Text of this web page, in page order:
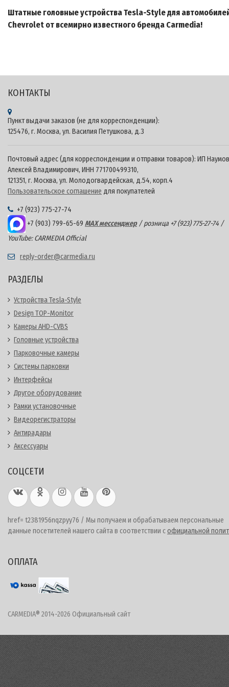
Штатные головные устройства Tesla-Style для
Chevrolet от всемирно известного бренда Carmedia!
КОНТАКТЫ
Пункт выдачи заказов (не для корреспонденции):
125476, г. Москва, ул. Василия Петушкова, д.3
Почтовый адрес (для корреспонденции и отправки товаров): ИП Наумов
Алексей Владимирович, ИНН 771700499310,
121351, г. Москва, ул. Молодогвардейская, д.54, корп.4
Пользовательское соглашение для покупателей
+7 (923) 775-27-74
+7 (903) 799-65-69 MAX мессенджер/ розница +7 (923) 775-27-74 /
YouTube: CARMEDIA Official
reply-order@carmedia.ru
РАЗДЕЛЫ
Устройства Tesla-Style
Design TOP-Monitor
Камеры AHD-CVBS
Головные устройства
Парковочные камеры
Системы парковки
Интерфейсы
Другое оборудование
Рамки установочные
Видеорегистраторы
Антирадары
Аксессуары
СОЦСЕТИ
href= t2381956nqzpyy76 / Мы получаем и обрабатываем персональные
данные посетителей нашего сайта в соответствии софициальной
ОПЛАТА
CARMEDIA® 2014-2026 Официальный сайт